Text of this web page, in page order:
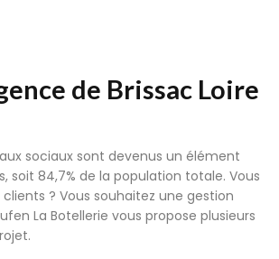
de Brissac Loire
sociaux sont devenus un élément
soit 84,7% de la population totale. Vous
? Vous souhaitez une gestion
La Botellerie vous propose plusieurs